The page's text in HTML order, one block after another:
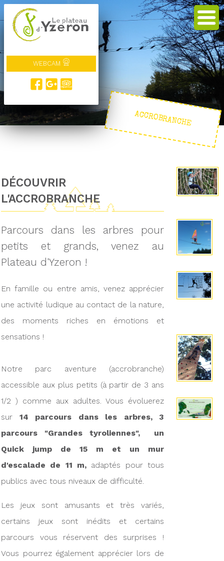
WEBCAM
ACCROBRANCHE
DÉCOUVRIR
L'ACCROBRANCHE
Parcours dans les arbres pour
petits et grands, venez au
Plateau d'Yzeron !
En famille ou entre amis, venez apprécier
une activité ludique au contact de la nature,
des moments riches en émotions et
sensations !
Notre parc aventure (accrobranche)
accessible aux plus petits (à partir de 3 ans
1/2 ) comme aux adultes. Vous évoluerez
sur 14 parcours dans les arbres, 3
parcours "Grandes tyroliennes", un
Quick jump de 15 m et un mur
d'escalade de 11 m, adaptés pour tous
publics avec tous niveaux de difficulté.
Les jeux sont amusants et très variés,
certains jeux sont inédits et certains
parcours vous réservent des surprises !
Vous pourrez également apprécier lors de